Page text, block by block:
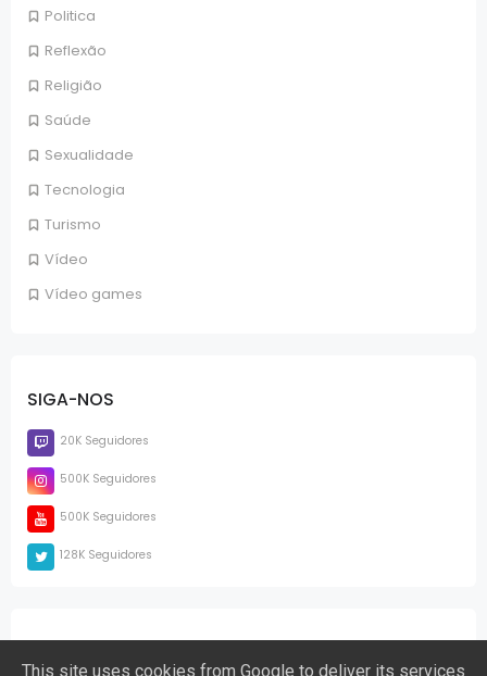
Politica
Reflexão
Religião
Saúde
Sexualidade
Tecnologia
Turismo
Vídeo
Vídeo games
SIGA-NOS
20K Seguidores
500K Seguidores
500K Seguidores
128K Seguidores
This site uses cookies from Google to deliver its services